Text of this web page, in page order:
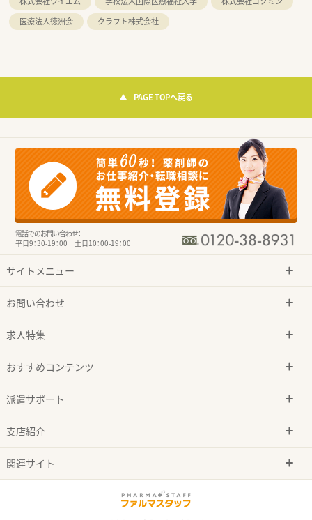
医療法人徳洲会
クラフト株式会社
PAGE TOPへ戻る
電話でのお問い合わせ：
平日9：30-19：00 土日10：00-19：00
サイトメニュー
お問い合わせ
求人特集
おすすめコンテンツ
派遣サポート
支店紹介
関連サイト